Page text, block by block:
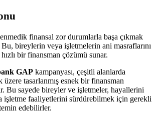
finansal zor durumlarla başa çıkmak
bireylerin veya işletmelerin ani masraflarını
bir finansman çözümü sunar.
GAP kampanyası, çeşitli alanlarda
üzere tasarlanmış esnek bir finansman
Bu sayede bireyler ve işletmeler, hayallerini
işletme faaliyetlerini sürdürebilmek için gerekli
edebilirler.